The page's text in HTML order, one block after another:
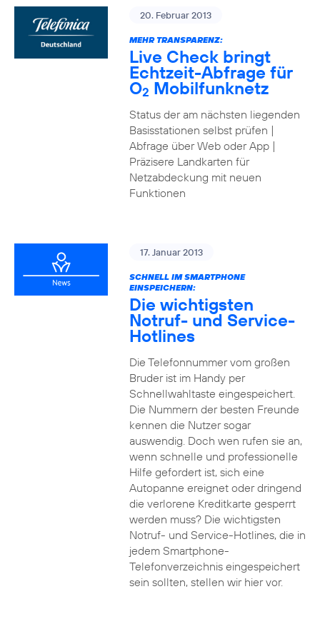
20. Februar 2013
MEHR TRANSPARENZ:
Live Check bringt
Echtzeit-Abfrage für
O2 Mobilfunknetz
Status der am nächsten liegenden
Basisstationen selbst prüfen |
Abfrage über Web oder App |
Präzisere Landkarten für
Netzabdeckung mit neuen
Funktionen
17. Januar 2013
SCHNELL IM SMARTPHONE
EINSPEICHERN:
Die wichtigsten
Notruf- und Service-
Hotlines
Die Telefonnummer vom großen
Bruder ist im Handy per
Schnellwahltaste eingespeichert.
Die Nummern der besten Freunde
kennen die Nutzer sogar
auswendig. Doch wen rufen sie an,
wenn schnelle und professionelle
Hilfe gefordert ist, sich eine
Autopanne ereignet oder dringend
die verlorene Kreditkarte gesperrt
werden muss? Die wichtigsten
Notruf- und Service-Hotlines, die in
jedem Smartphone-
Telefonverzeichnis eingespeichert
sein sollten, stellen wir hier vor.